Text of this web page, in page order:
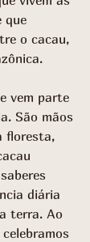
que
o cacau,
vem parte
São mãos
floresta,
diária
terra. Ao